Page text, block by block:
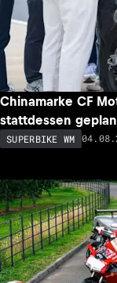
Chinamarke CF
stattdessen
SUPERBIKE WM